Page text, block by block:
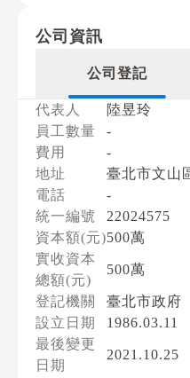
公司資訊
公司登記
代表人
陸昱玲
員工數量
-
費用
-
地址
臺北市文山
電話
-
統一編號
22024575
資本額(元)500萬
實收資本
總額(元)
500萬
登記機關
臺北市政府
設立日期
1986.03.11
最後變更
日期
2021.10.25